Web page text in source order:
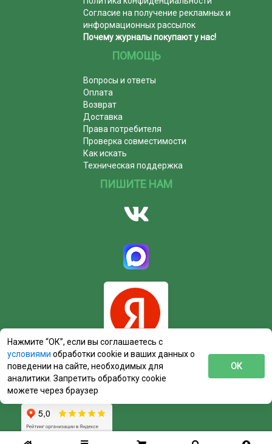
Согласие на получение рекламных и
информационных рассылок
Почему журналы покупают у нас!
ПОМОЩЬ
Вопросы и ответы
Оплата
Возврат
Доставка
Права потребителя
Проверка совместимости
Как искать
Техническая поддержка
ПИШИТЕ НАМ
Нажмите “ОК”, если вы соглашаетесь с
условиями обработки cookie и ваших данных о
поведении на сайте, необходимых для
аналитики. Запретить обработку cookie
можете через браузер
ОК